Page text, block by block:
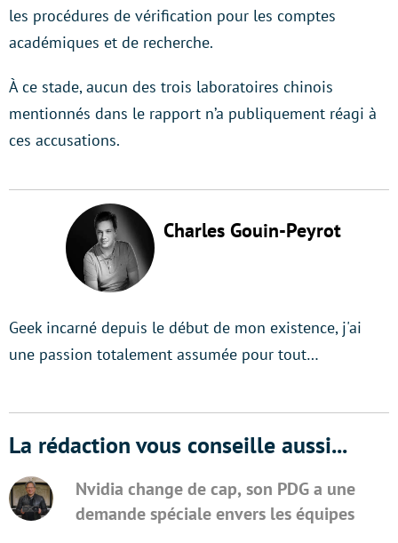
les procédures de vérification pour les comptes
académiques et de recherche.
À ce stade, aucun des trois laboratoires chinois
mentionnés dans le rapport n’a publiquement réagi à
ces accusations.
Charles Gouin-Peyrot
Geek incarné depuis le début de mon existence, j'ai
une passion totalement assumée pour tout…
La rédaction vous conseille aussi...
Nvidia change de cap, son PDG a une
demande spéciale envers les équipes